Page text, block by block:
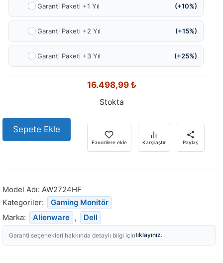
Ek Garanti Paketi +1 Yıl (+10%)
Ek Garanti Paketi +2 Yıl (+15%)
Ek Garanti Paketi +3 Yıl (+25%)
16.498,99 ₺
Stokta
Sepete Ekle
Favorilere ekle Karşılaştır Paylaş
Model Adı: AW2724HF
Kategoriler:
Gaming Monitör
Marka:
Alienware , Dell
Garanti seçenekleri hakkında detaylı bilgi içintıklayınız.